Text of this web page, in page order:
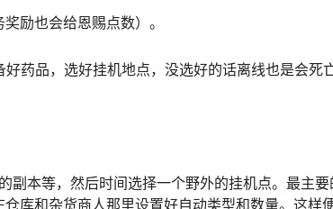
励也会给恩赐点数）。
药品，选好挂机地点，没选好的话离线也是会死
副本等，然后时间选择一个野外的挂机点。最主
库和杂货商人那里设置好自动类型和数量。这样